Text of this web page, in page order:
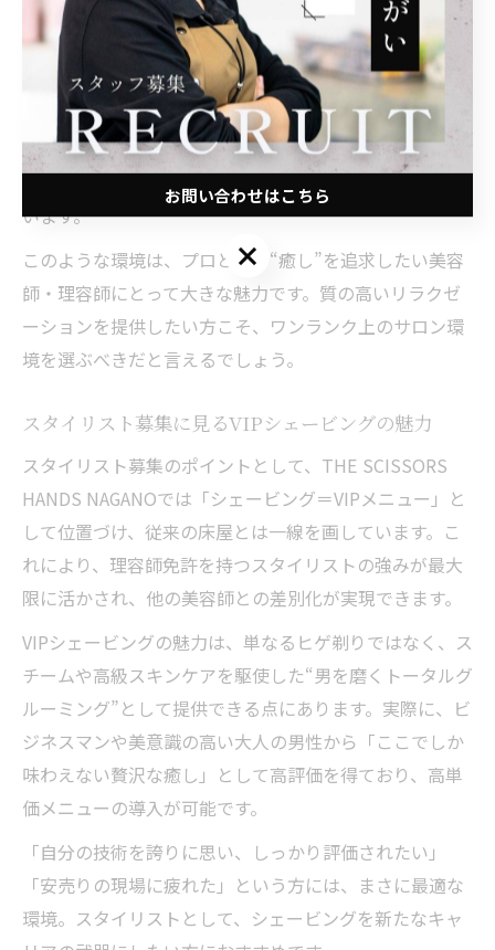
揃い、リラクゼーションの質が格段に高まります。
例えば、フルフラットのYUMEシャンプー台は、お客様
の首や腰への負担を軽減し、施術者側も無理な姿勢にな
らずに長時間のスパメニューを提供可能。実際に「シェ
ービング中に思わず眠ってしまった」「今までにない癒
しを体験できた」といったお客様の声も多く寄せられて
います。
このような環境は、プロとして“癒し”を追求したい美容
師・理容師にとって大きな魅力です。質の高いリラクゼ
ーションを提供したい方こそ、ワンランク上のサロン環
境を選ぶべきだと言えるでしょう。
スタイリスト募集に見るVIPシェービングの魅力
スタイリスト募集のポイントとして、THE SCISSORS
HANDS NAGANOでは「シェービング＝VIPメニュー」と
して位置づけ、従来の床屋とは一線を画しています。こ
れにより、理容師免許を持つスタイリストの強みが最大
限に活かされ、他の美容師との差別化が実現できます。
VIPシェービングの魅力は、単なるヒゲ剃りではなく、ス
チームや高級スキンケアを駆使した“男を磨くトータルグ
ルーミング”として提供できる点にあります。実際に、ビ
ジネスマンや美意識の高い大人の男性から「ここでしか
味わえない贅沢な癒し」として高評価を得ており、高単
価メニューの導入が可能です。
「自分の技術を誇りに思い、しっかり評価されたい」
「安売りの現場に疲れた」という方には、まさに最適な
環境。スタイリストとして、シェービングを新たなキャ
お問い合わせはこちら
お問い合わせはこちら